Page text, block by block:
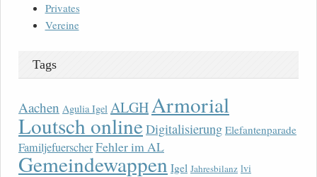
Privates
Vereine
Tags
Aachen Agulia Igel ALGHArmorial
Loutsch onlineDigitalisierung Elefantenparade
FamiljefuerscherFehler im AL
Gemeindewappen Igel Jahresbilanz lvi